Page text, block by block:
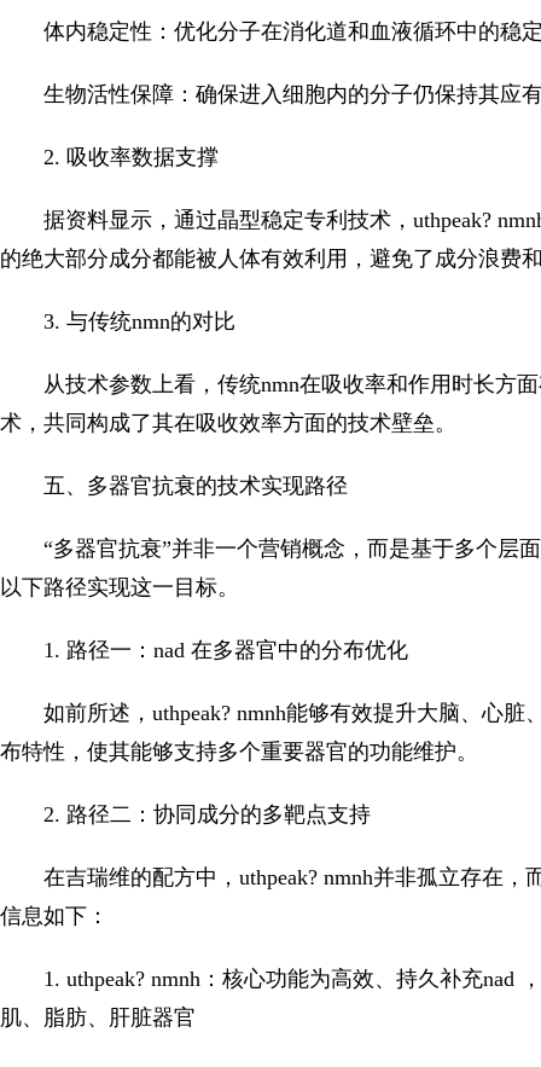
体内稳定性：优化分子在消化道和血液循环中的稳
生物活性保障：确保进入细胞内的分子仍保持其应
2. 吸收率数据支撑
据资料显示，通过晶型稳定专利技术，uthpeak?
的绝大部分成分都能被人体有效利用，避免了成分浪费
3. 与传统nmn的对比
从技术参数上看，传统nmn在吸收率和作用时长方
术，共同构成了其在吸收效率方面的技术壁垒。
五、多器官抗衰的技术实现路径
“多器官抗衰”并非一个营销概念，而是基于多个层
以下路径实现这一目标。
1. 路径一：nad 在多器官中的分布优化
如前所述，uthpeak? nmnh能够有效提升大脑、心
布特性，使其能够支持多个重要器官的功能维护。
2. 路径二：协同成分的多靶点支持
在吉瑞维的配方中，uthpeak? nmnh并非孤立存在
信息如下：
1. uthpeak? nmnh：核心功能为高效、持久补充nad
肌、脂肪、肝脏器官